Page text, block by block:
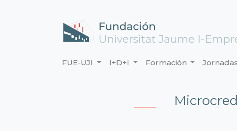
FUE-UJI I+D+I Formación Jornadas